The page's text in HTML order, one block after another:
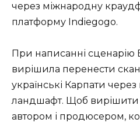
через міжнародну
платформу Indiegogo.
При написанні сценарію
вирішила перенести
українські Карпати
ландшафт. Щоб вирішити
автором і продюсером,